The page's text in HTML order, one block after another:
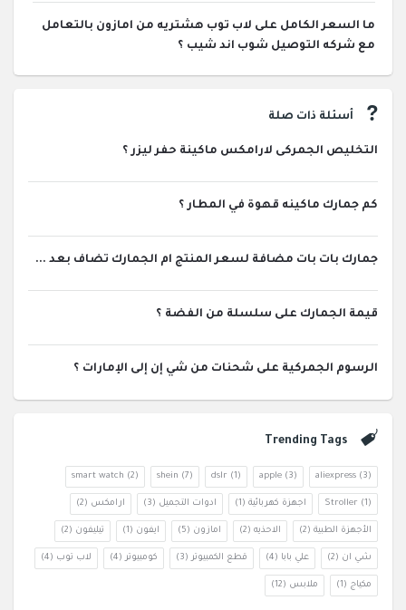
ما السعر الكامل على لاب توب هشتريه من امازون بالتعامل
مع شركه التوصيل شوب اند شيب ؟
أسئلة ذات صلة
التخليص الجمركى لارامكس ماكينة حفر ليزر ؟
كم جمارك ماكينه قهوة في المطار ؟
جمارك بات بات مضافة لسعر المنتج ام الجمارك تضاف بعد ...
قيمة الجمارك على سلسلة من الفضة ؟
الرسوم الجمركية على شحنات من شي إن إلى الإمارات ؟
Trending Tags
aliexpress (3)
apple (3)
dslr (1)
shein (7)
smart watch (2)
Stroller (1) اجهزة كهربائية (1) ادوات التجميل (3) ارامكس (2)
الأجهزة الطبية (2) الاحذيه (2) امازون (5) ايفون (1) تيليفون (2)
شي ان (2) علي بابا (4) قطع الكمبيوتر (3) كومبيوتر (4) لاب توب (4)
مكياج (1) ملابس (12)